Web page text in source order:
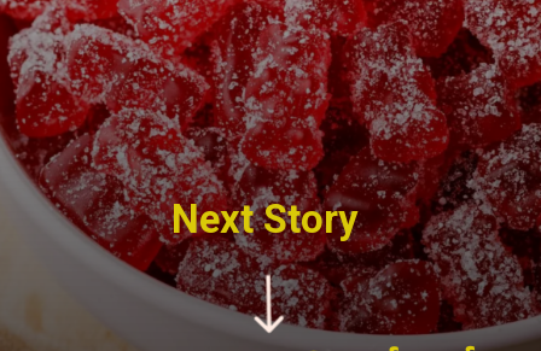
Next Story